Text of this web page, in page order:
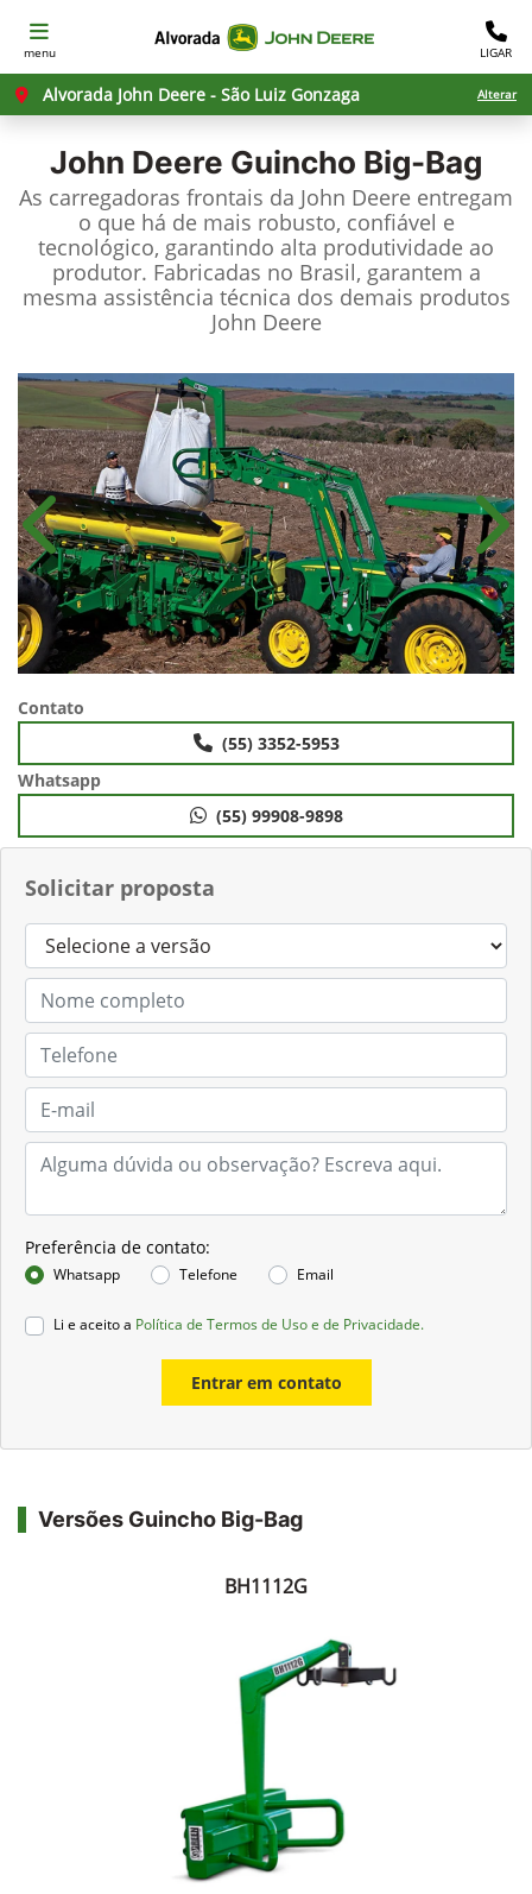
menu LIGAR
Alvorada John Deere - São Luiz Gonzaga Alterar
John Deere Guincho Big-Bag
As carregadoras frontais da John Deere entregam
o que há de mais robusto, confiável e
tecnológico, garantindo alta produtividade ao
produtor. Fabricadas no Brasil, garantem a
mesma assistência técnica dos demais produtos
John Deere
Solicitar proposta
Preferência de contato:
Whatsapp Telefone Email
Li e aceito a Política de Termos de Uso e de Privacidade.
Entrar em contato
Anterior
Contato
(55) 3352-5953
Whatsapp
(55) 99908-9898
Versões Guincho Big-Bag
BH1112G